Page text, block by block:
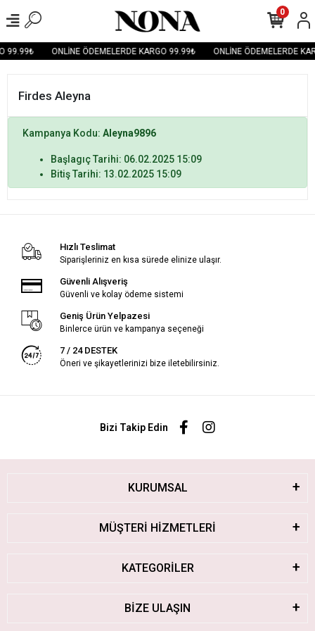
99.99₺ ONLİNE ÖDEMELERDE KARGO 99.99₺ ONLİNE ÖDEMELERDE
0
Firdes Aleyna
Kampanya Kodu: Aleyna9896
Başlagıç Tarihi: 06.02.2025 15:09
Bitiş Tarihi: 13.02.2025 15:09
Hızlı Teslimat
Siparişleriniz en kısa sürede elinize ulaşır.
Güvenli Alışveriş
Güvenli ve kolay ödeme sistemi
Geniş Ürün Yelpazesi
Binlerce ürün ve kampanya seçeneği
7 / 24 DESTEK
Öneri ve şikayetlerinizi bize iletebilirsiniz.
Bizi Takip Edin
KURUMSAL
MÜŞTERİ HİZMETLERİ
KATEGORİLER
BİZE ULAŞIN